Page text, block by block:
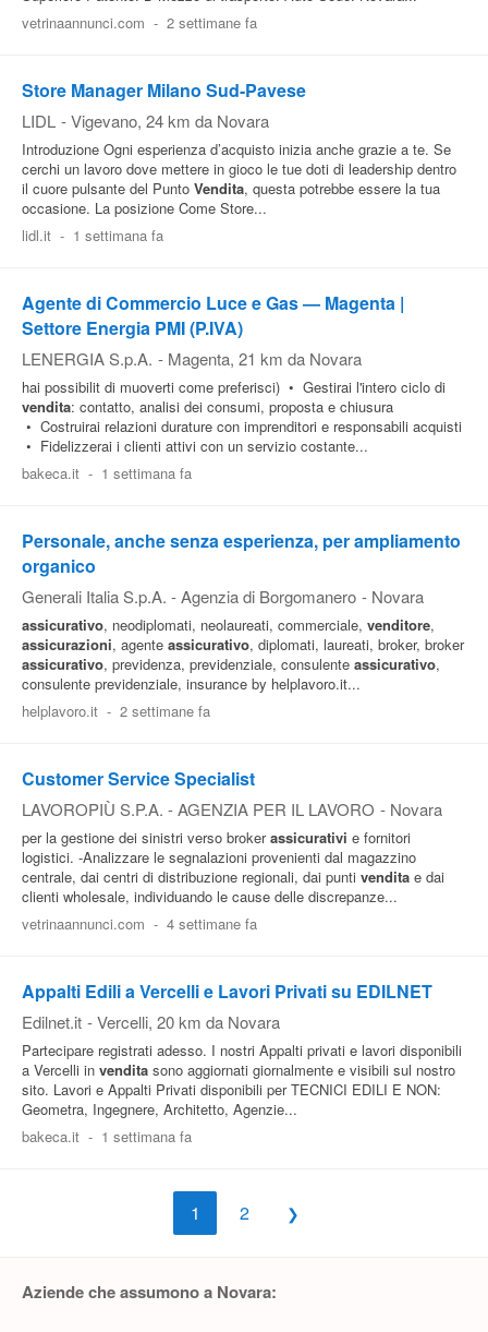
vetrinaannunci.com - 2 settimane fa
Store Manager Milano Sud-Pavese
LIDL - Vigevano, 24 km da Novara
Introduzione Ogni esperienza d’acquisto inizia anche grazie a te. Se
cerchi un lavoro dove mettere in gioco le tue doti di leadership dentro
il cuore pulsante del Punto Vendita, questa potrebbe essere la tua
occasione. La posizione Come Store...
lidl.it - 1 settimana fa
Agente di Commercio Luce e Gas — Magenta |
Settore Energia PMI (P.IVA)
LENERGIA S.p.A. - Magenta, 21 km da Novara
hai possibilit di muoverti come preferisci) • Gestirai l'intero ciclo di
vendita: contatto, analisi dei consumi, proposta e chiusura
• Costruirai relazioni durature con imprenditori e responsabili acquisti
• Fidelizzerai i clienti attivi con un servizio costante...
bakeca.it - 1 settimana fa
Personale, anche senza esperienza, per ampliamento
organico
Generali Italia S.p.A. - Agenzia di Borgomanero - Novara
assicurativo, neodiplomati, neolaureati, commerciale, venditore,
assicurazioni, agente assicurativo, diplomati, laureati, broker, broker
assicurativo, previdenza, previdenziale, consulente assicurativo,
consulente previdenziale, insurance by helplavoro.it...
helplavoro.it - 2 settimane fa
Customer Service Specialist
LAVOROPIÙ S.P.A. - AGENZIA PER IL LAVORO - Novara
per la gestione dei sinistri verso brokerassicurativi e fornitori
logistici. -Analizzare le segnalazioni provenienti dal magazzino
centrale, dai centri di distribuzione regionali, dai punti vendita e dai
clienti wholesale, individuando le cause delle discrepanze...
vetrinaannunci.com - 4 settimane fa
Appalti Edili a Vercelli e Lavori Privati su EDILNET
Edilnet.it - Vercelli, 20 km da Novara
Partecipare registrati adesso. I nostri Appalti privati e lavori disponibili
a Vercelli in vendita sono aggiornati giornalmente e visibili sul nostro
sito. Lavori e Appalti Privati disponibili per TECNICI EDILI E NON:
Geometra, Ingegnere, Architetto, Agenzie...
bakeca.it - 1 settimana fa
1 2
Aziende che assumono a Novara: